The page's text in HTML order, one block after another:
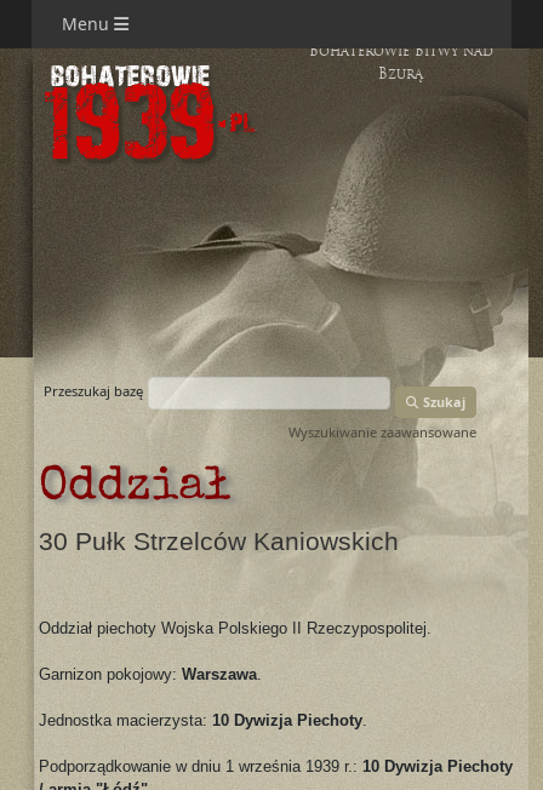
Menu
Bohaterowie Bitwy nad
Bzurą
Przeszukaj bazę
Szukaj
Wyszukiwanie zaawansowane
Oddział
30 Pułk Strzelców Kaniowskich
Oddział piechoty Wojska Polskiego II Rzeczypospolitej.
Garnizon pokojowy: Warszawa.
Jednostka macierzysta: 10 Dywizja Piechoty.
Podporządkowanie w dniu 1 września 1939 r.: 10 Dywizja Piechoty